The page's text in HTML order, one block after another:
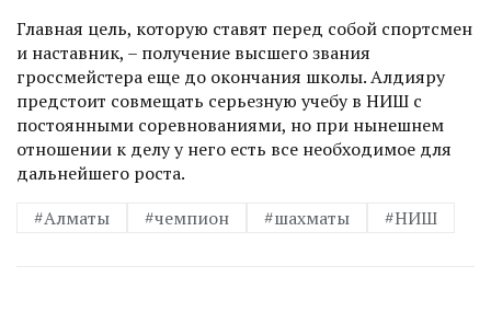
Главная цель, которую ставят перед собой спортсмен
и наставник, – получение высшего звания
гроссмейстера еще до окончания школы. Алдияру
предстоит совмещать серь­езную учебу в НИШ с
постоянными соревнования­ми, но при нынешнем
отношении к делу у него есть все необходимое для
дальнейшего роста.
#Алматы
#чемпион #шахматы #НИШ